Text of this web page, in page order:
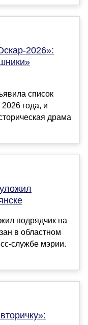
2026»:
список
года, и
драма
подрядчик на
в областном
службе мэрии.